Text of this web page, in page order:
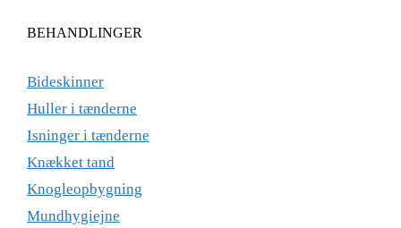
BEHANDLINGER
Bideskinner
Huller i tænderne
Isninger i tænderne
Knækket tand
Knogleopbygning
Mundhygiejne